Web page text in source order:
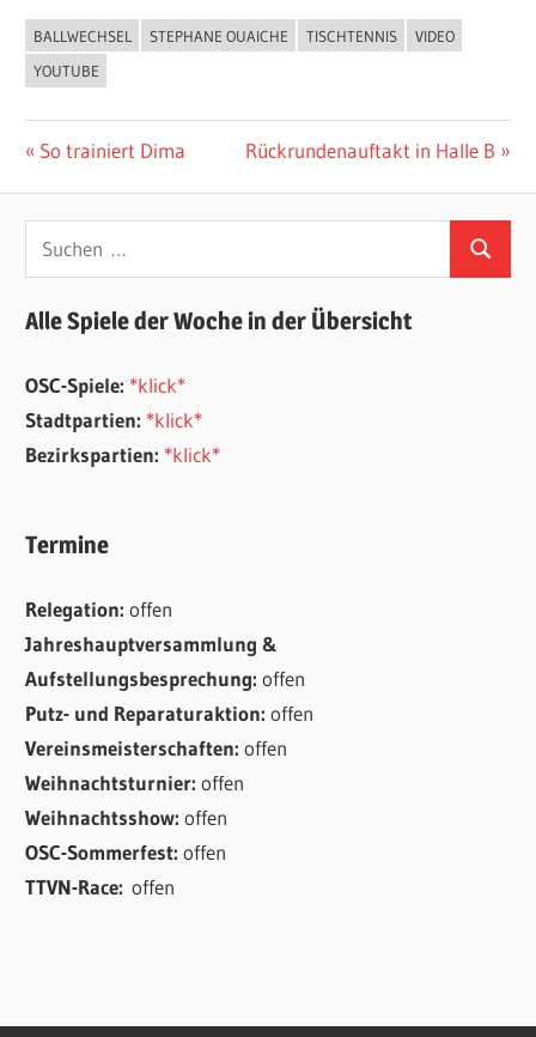
ALLGEMEIN
BALLWECHSEL STEPHANE OUAICHE TISCHTENNIS
VIDEO
YOUTUBE
Beitragsnavigation
Vorheriger
So trainiert Dima
Nächster
Rückrundenauftakt in Halle B
Suchen
nach:
Suchen
Alle Spiele der Woche in der Übersicht
OSC-Spiele: *klick*
Stadtpartien: *klick*
Bezirkspartien: *klick*
Termine
Relegation:offen
Jahreshauptversammlung &
Aufstellungsbesprechung:offen
Putz- und Reparaturaktion:offen
Vereinsmeisterschaften:offen
Weihnachtsturnier:offen
Weihnachtsshow:offen
OSC-Sommerfest:offen
TTVN-Race:offen